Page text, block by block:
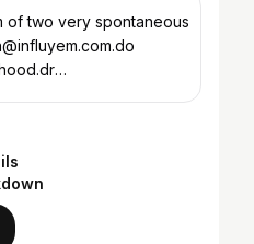
of two very spontaneous